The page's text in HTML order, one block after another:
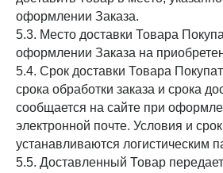
оформлении Заказа.
5.3. Место доставки Товара
оформлении Заказа на
5.4. Срок доставки Товара
срока обработки заказа и срока
сообщается на сайте при
электронной почте. Условия и
устанавливаются логистическим
5.5. Доставленный Товар